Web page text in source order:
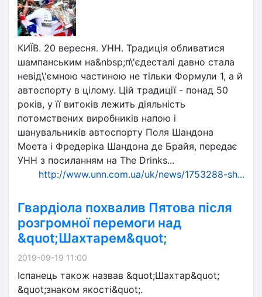
КИЇВ. 20 вересня. УНН. Традиція обливатися
шампанським на&nbsp;п\'єдесталі давно стала
невід\'ємною частиною не тільки Формули 1, а й
автоспорту в цілому. Цій традиції - понад 50
років, у її витоків лежить діяльність
потомствених виробників напою і
шанувальників автоспорту Поля Шандона
Моета і Фредеріка Шандона де Брайя, передає
УНН з посиланням на The Drinks...
http://www.unn.com.ua/uk/news/1753288-sh...
Гвардіола похвалив Пятова після
розгромної перемоги над
&quot;Шахтарем&quot;
2019-09-19 11:00
Іспанець також назвав &quot;Шахтар&quot;
&quot;знаком якості&quot;.